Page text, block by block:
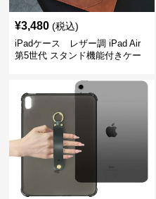
¥3,480 (税込)
iPadケース レザー調 iPad Air
第5世代 スタンド機能付きケー